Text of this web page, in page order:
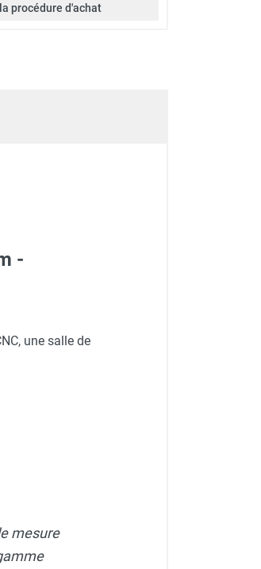
procédure d'achat
-
une salle de
mesure